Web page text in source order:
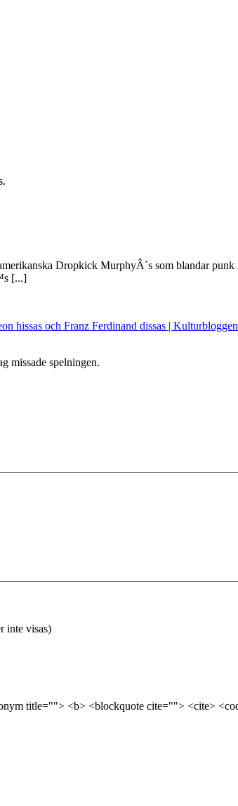
Dropkick MurphyÂ´s som blandar
[...]
hissas och Franz Ferdinand dissas | Kulturbloggen
missade spelningen.
inte visas)
title=""> <b> <blockquote cite=""> <cite>